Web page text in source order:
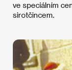
ve speciálním
sirotčincem.